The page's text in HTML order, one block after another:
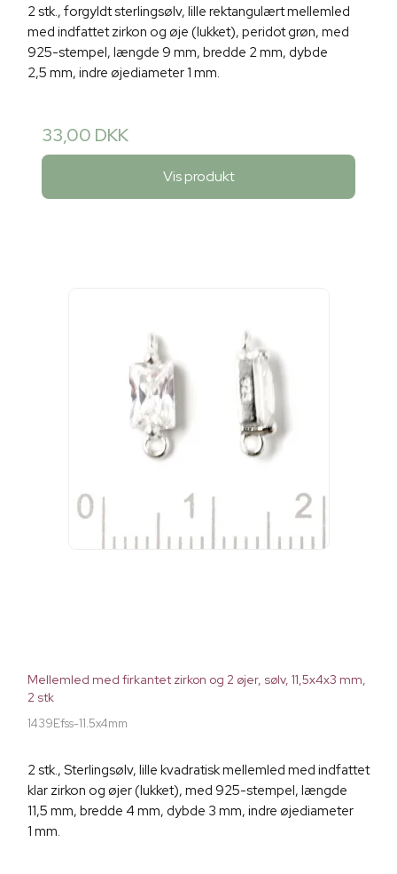
2 stk., forgyldt sterlingsølv, lille rektangulært mellemled
med indfattet zirkon og øje (lukket), peridot grøn, med
925-stempel, længde 9 mm, bredde 2 mm, dybde
2,5 mm, indre øjediameter 1 mm.
33,00 DKK
Vis produkt
Mellemled med firkantet zirkon og 2 øjer, sølv, 11,5x4x3 mm,
2 stk
1439Efss-11.5x4mm
2 stk., Sterlingsølv, lille kvadratisk mellemled med indfattet
klar zirkon og øjer (lukket), med 925-stempel, længde
11,5 mm, bredde 4 mm, dybde 3 mm, indre øjediameter
1 mm.